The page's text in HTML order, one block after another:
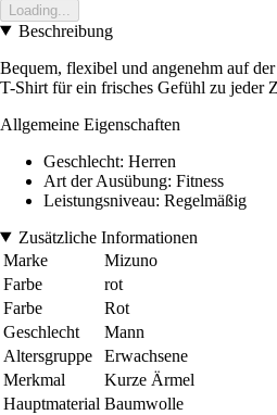
Loading...
Beschreibung
Bequem, flexibel und angenehm auf
T-Shirt für ein frisches Gefühl zu jeder
Allgemeine Eigenschaften
Geschlecht: Herren
Art der Ausübung: Fitness
Leistungsniveau: Regelmäßig
Zusätzliche Informationen
Marke
Mizuno
Farbe
rot
Farbe
Rot
Geschlecht
Mann
Altersgruppe
Erwachsene
Merkmal
Kurze Ärmel
Hauptmaterial Baumwolle